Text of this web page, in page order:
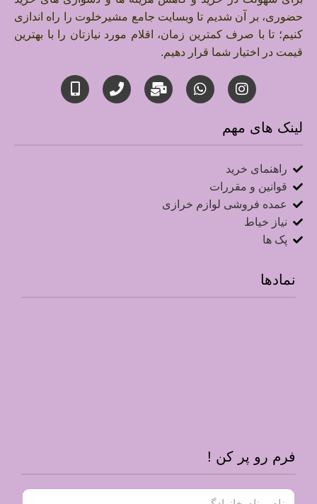
حضوری، بر آن شدیم تا وبسایت جامع مشیرخلوت را راه اندازی
کنیم؛ تا با صرف کمترین زمان، اقلام مورد نیازتان را با بهترین
قیمت در اختیار شما قرار دهیم.
لینک های مهم
راهنمای خرید
قوانین و مقررات
عمده فروشی لوازم خرازی
نیاز خیاط
پک ها
نمادها
فرم رو پر کن !
ن